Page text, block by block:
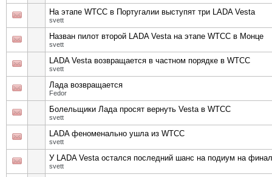
На этапе WTCC в Португалии выступят три LADA Vesta
svett
Назван пилот второй LADA Vesta на этапе WTCC в Монце
svett
LADA Vesta возвращается в частном порядке в WTCC
svett
Лада возвращается
Fedor
Болельщики Лада просят вернуть Vesta в WTCC
svett
LADA феноменально ушла из WTCC
svett
У LADA Vesta остался последний шанс на подиум на
svett